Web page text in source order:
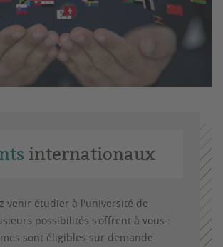
internationaux
venir étudier à l'université de
possibilités s'offrent à vous :
sont éligibles sur demande